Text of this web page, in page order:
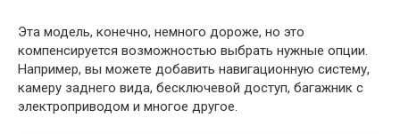
Эта модель, конечно, немного дороже, но это
компенсируется возможностью выбрать нужные опции.
Например, вы можете добавить навигационную систему,
камеру заднего вида, бесключевой доступ, багажник с
электроприводом и многое другое.